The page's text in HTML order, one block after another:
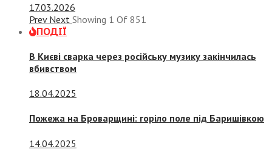
17.03.2026
Prev Next Showing 1 Of 851
ПОДІЇ
В Києві сварка через російську музику закінчилась
вбивством
18.04.2025
Пожежа на Броварщині: горіло поле під Баришівкою
14.04.2025